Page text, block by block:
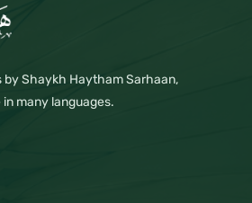
Shaykh Haytham Sarhaan,
many languages.